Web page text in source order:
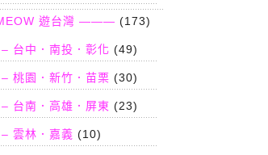
遊台灣 ——— (173)
台中．南投．彰化 (49)
桃園．新竹．苗栗 (30)
台南．高雄．屏東 (23)
雲林．嘉義 (10)